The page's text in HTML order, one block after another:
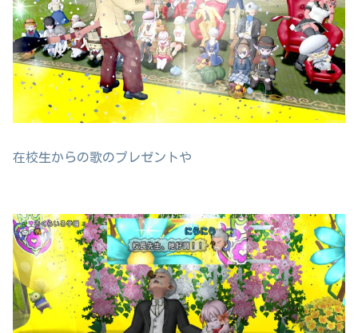
在校生からの歌のプレゼントや